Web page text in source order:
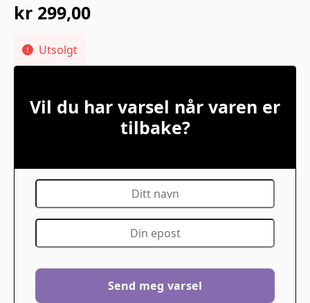
kr 299,00
Utsolgt
Vil du har varsel når varen er
tilbake?